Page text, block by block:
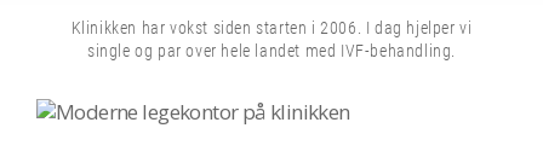
Klinikken har vokst siden starten i 2006. I dag hjelper vi
single og par over hele landet med IVF-behandling.